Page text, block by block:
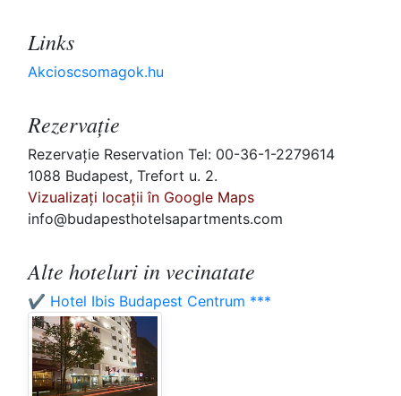
Links
Akcioscsomagok.hu
Rezervaţie
Rezervaţie Reservation Tel: 00-36-1-2279614
1088 Budapest, Trefort u. 2.
Vizualizați locații în Google Maps
info@budapesthotelsapartments.com
Alte hoteluri in vecinatate
✔️ Hotel Ibis Budapest Centrum ***